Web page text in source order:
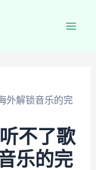
外解锁音乐的完
不了歌
乐的完